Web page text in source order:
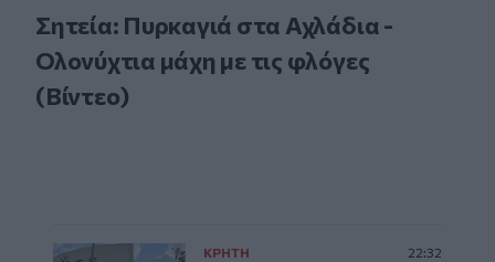
Σητεία: Πυρκαγιά στα Αχλάδια -
Ολονύχτια μάχη με τις φλόγες
(Βίντεο)
ΚΡΗΤΗ 22:32